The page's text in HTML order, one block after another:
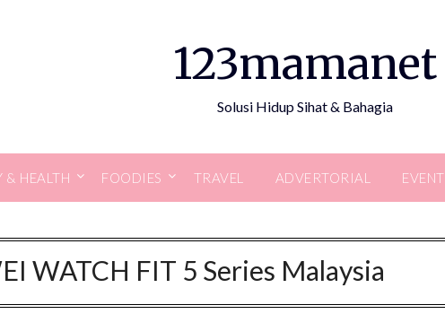
123mamanet
Solusi Hidup Sihat & Bahagia
& HEALTH FOODIES TRAVEL ADVERTORIAL EVENT
WATCH FIT 5 Series Malaysia